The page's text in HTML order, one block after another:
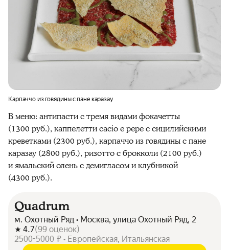
Карпаччо из говядины с пане каразау
В меню: антипасти с тремя видами фокачетты
(1300 руб.), каппелетти cacio e pepe с сицилийскими
креветками (2300 руб.), карпаччо из говядины с пане
каразау (2800 руб.), ризотто с брокколи (2100 руб.)
и ямальский олень с демигласом и клубникой
(4300 руб.).
Quadrum
м. Охотный Ряд • Москва, улица Охотный Ряд, 2
4.7(99 оценок)
2500-5000 ₽ • Европейская, Итальянская